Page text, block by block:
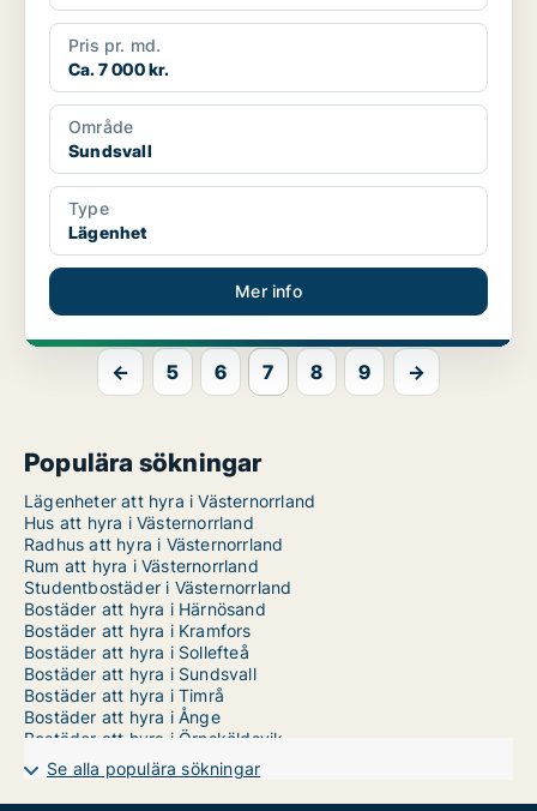
Pris pr. md.
Ca. 7 000 kr.
Område
Sundsvall
Type
Lägenhet
Mer info
← 5 6 7 8 9 →
Populära sökningar
Lägenheter att hyra i Västernorrland
Hus att hyra i Västernorrland
Radhus att hyra i Västernorrland
Rum att hyra i Västernorrland
Studentbostäder i Västernorrland
Bostäder att hyra i Härnösand
Bostäder att hyra i Kramfors
Bostäder att hyra i Sollefteå
Bostäder att hyra i Sundsvall
Bostäder att hyra i Timrå
Bostäder att hyra i Ånge
Bostäder att hyra i Örnsköldsvik
Se alla populära sökningar